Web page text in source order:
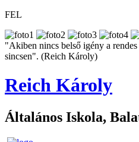
FEL
"Akiben nincs belső igény a
sincsen". (Reich Károly)
Reich Károly
Általános Iskola,